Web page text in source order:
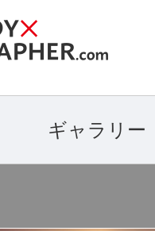
ギャラリー